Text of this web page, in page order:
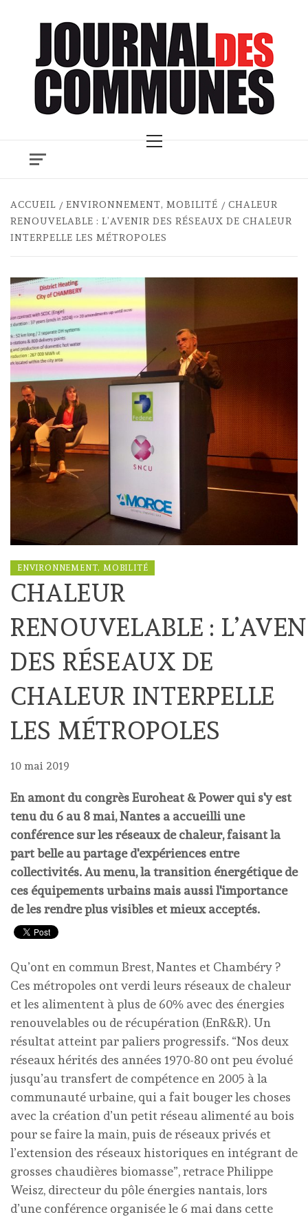
Menu
ACCUEIL ENVIRONNEMENT, MOBILITÉ
CHALEUR
RENOUVELABLE : L’AVENIR DES RÉSEAUX DE CHALEUR
INTERPELLE LES MÉTROPOLES
ENVIRONNEMENT, MOBILITÉ
CHALEUR
RENOUVELABLE :
DES RÉSEAUX DE
CHALEUR INTERPELLE
LES MÉTROPOLES
10 mai 2019
En amont du congrès Euroheat & Power qui s'y est
tenu du 6 au 8 mai, Nantes a accueilli une
conférence sur les réseaux de chaleur, faisant la
part belle au partage d'expériences entre
collectivités. Au menu, la transition énergétique de
ces équipements urbains mais aussi l'importance
de les rendre plus visibles et mieux acceptés.
Qu’ont en commun Brest, Nantes et Chambéry ?
Ces métropoles ont verdi leurs réseaux de chaleur
et les alimentent à plus de 60% avec des énergies
renouvelables ou de récupération (EnR&R). Un
résultat atteint par paliers progressifs. “Nos deux
réseaux hérités des années 1970-80 ont peu évolué
jusqu’au transfert de compétence en 2005 à la
communauté urbaine, qui a fait bouger les choses
avec la création d’un petit réseau alimenté au bois
pour se faire la main, puis de réseaux privés et
l’extension des réseaux historiques en intégrant de
grosses chaudières biomasse”, retrace Philippe
Weisz, directeur du pôle énergies nantais, lors
d’une conférence organisée le 6 mai dans cette